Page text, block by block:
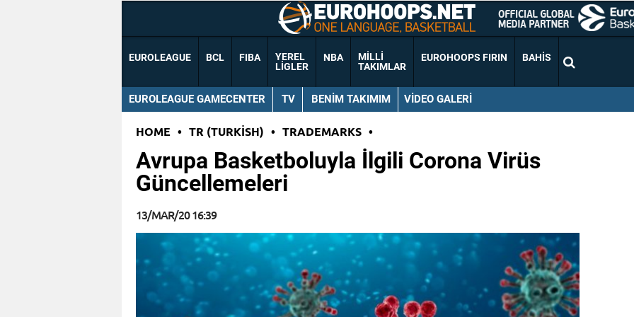
EUROLEAGUE BCL FIBA
YEREL
LIGLER
NBA
MILLI
TAKIMLAR
EUROHOOPS FIRIN BAHIS
EUROLEAGUE GAMECENTER TV BENIM TAKIMIM VIDEO GALERI
HOME • TR (TURKISH) • TRADEMARKS •
Avrupa Basketboluyla İlgili Corona Virüs
Güncellemeleri
13/MAR/20 16:39